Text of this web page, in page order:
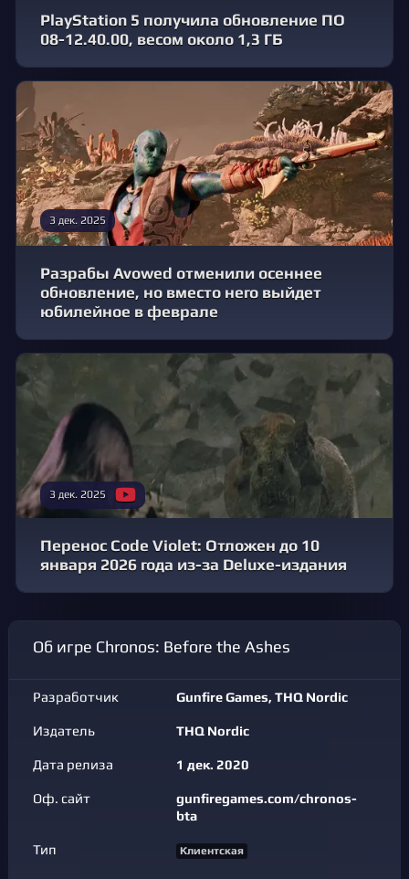
PlayStation 5 получила обновление ПО
08-12.40.00, весом около 1,3 ГБ
3 дек. 2025
Разрабы Avowed отменили осеннее
обновление, но вместо него выйдет
юбилейное в феврале
3 дек. 2025
Перенос Code Violet: Отложен до 10
января 2026 года из-за Deluxe-издания
Об игре Chronos: Before the Ashes
Разработчик Gunfire Games, THQ Nordic
Издатель THQ Nordic
Дата релиза 1 дек. 2020
Оф. сайт
gunfiregames.com/chronos-
bta
Тип Клиентская